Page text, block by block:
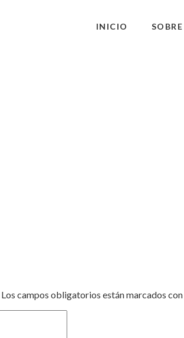
INICIO
Los campos obligatorios están marcados con